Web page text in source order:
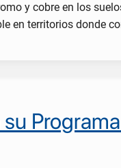
y cobre en los
en territorios donde